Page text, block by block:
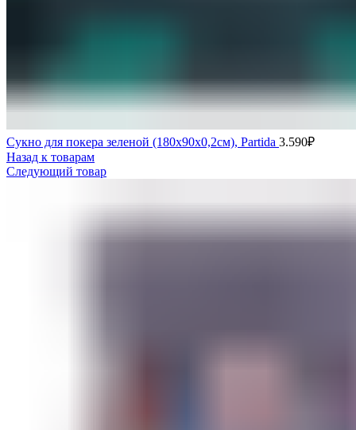
Сукно для покера зеленой (180х90х0,2см), Partida 3.590₽
Назад к товарам
Следующий товар